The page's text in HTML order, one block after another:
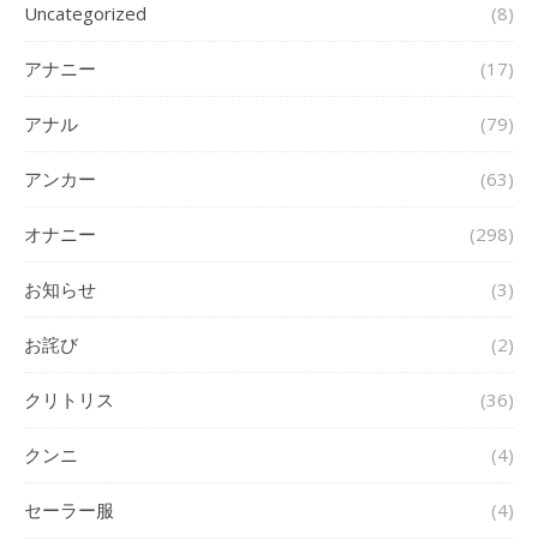
Uncategorized (8)
アナニー (17)
アナル (79)
アンカー (63)
オナニー (298)
お知らせ (3)
お詫び (2)
クリトリス (36)
クンニ (4)
セーラー服 (4)